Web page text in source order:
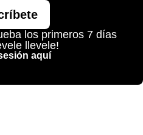
los primeros 7 días
llevele!
aquí